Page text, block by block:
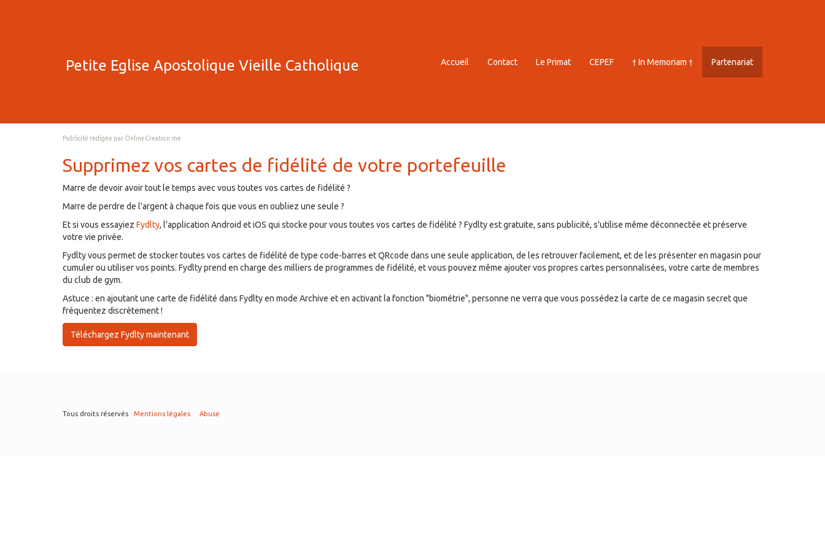
Petite Eglise Apostolique Vieille Catholique Accueil Contact Le Primat CEPEF † In Memoriam † Partenariat
Publicité rédigée par OnlineCreation.me
Supprimez vos cartes de fidélité de votre portefeuille
Marre de devoir avoir tout le temps avec vous toutes vos cartes de fidélité ?
Marre de perdre de l'argent à chaque fois que vous en oubliez une seule ?
Et si vous essayiez Fydlty, l'application Android et iOS qui stocke pour vous toutes vos cartes de fidélité ? Fydlty est gratuite, sans publicité, s'utilise même déconnectée et préserve
votre vie privée.
Fydlty vous permet de stocker toutes vos cartes de fidélité de type code-barres et QRcode dans une seule application, de les retrouver facilement, et de les présenter en magasin pour
cumuler ou utiliser vos points. Fydlty prend en charge des milliers de programmes de fidélité, et vous pouvez même ajouter vos propres cartes personnalisées, votre carte de membres
du club de gym.
Astuce : en ajoutant une carte de fidélité dans Fydlty en mode Archive et en activant la fonction "biométrie", personne ne verra que vous possédez la carte de ce magasin secret que
fréquentez discrètement !
Téléchargez Fydlty maintenant
Tous droits réservés Mentions légales Abuse